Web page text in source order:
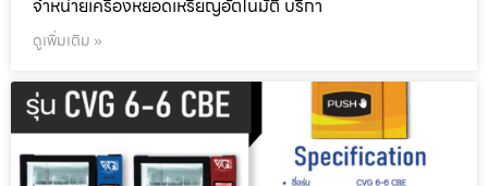
จำหน่ายเครื่องหยอดเหรียญ​อัตโนมัติ บริกา
ดูเพิ่มเติม »